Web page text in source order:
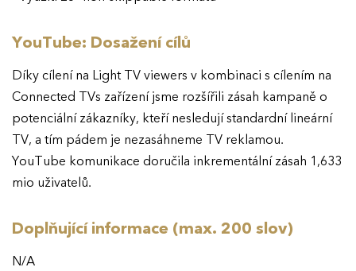
YouTube: Dosažení cílů
Díky cílení na Light TV viewers v kombinaci s cílením na
Connected TVs zařízení jsme rozšířili zásah kampaně o
potenciální zákazníky, kteří nesledují standardní lineární
TV, a tím pádem je nezasáhneme TV reklamou.
YouTube komunikace doručila inkrementální zásah 1,633
mio uživatelů.
Doplňující informace (max. 200 slov)
N/A